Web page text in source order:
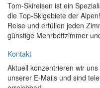
Tom-Skireisen ist ein
die Top-Skigebiete der
Reise und erfüllen jeden
günstige Mehrbettzimmer
Kontakt
Aktuell konzentrieren wir
unserer E-Mails und sind